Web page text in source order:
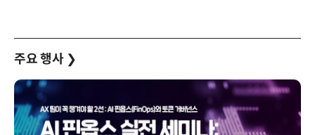
주요 행사 ❯